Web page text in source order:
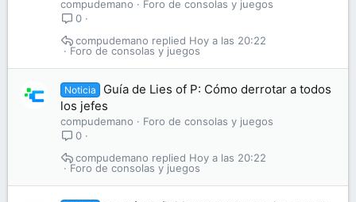
compudemano
Foro de consolas y juegos
0
Foro de consolas y juegos
Hoy a las 20:22
compudemano
Noticia
Guía de Lies of P: Cómo derrotar a todos
los jefes
compudemano
Foro de consolas y juegos
0
Foro de consolas y juegos
Hoy a las 20:22
compudemano